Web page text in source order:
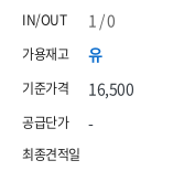
유
16,500
-
1 / 0